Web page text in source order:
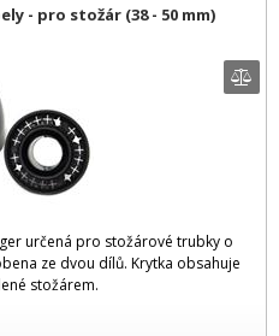
- pro stožár (38 - 50 mm)
určená pro stožárové trubky o
ze dvou dílů. Krytka obsahuje
stožárem.